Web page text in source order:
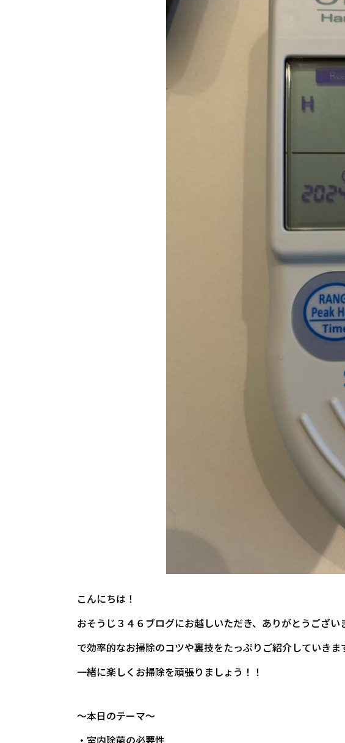
こんにちは！
おそうじ３４６ブログにお越しいただき、ありがとうござ
で効率的なお掃除のコツや裏技をたっぷりご紹介していき
一緒に楽しくお掃除を頑張りましょう！！
～本日のテーマ～
・室内除菌の必要性